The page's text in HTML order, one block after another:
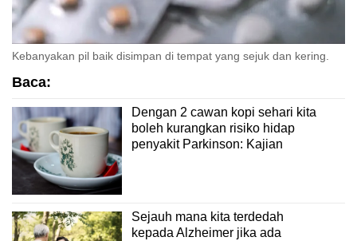
Kebanyakan pil baik disimpan di tempat yang sejuk dan kering.
Baca:
Dengan 2 cawan kopi sehari kita
boleh kurangkan risiko hidap
penyakit Parkinson: Kajian
Sejauh mana kita terdedah
kepada Alzheimer jika ada